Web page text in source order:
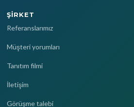
ŞIRKET
Referanslarımız
Müşteri yorumları
Tanıtım filmi
İletişim
Görüşme talebi